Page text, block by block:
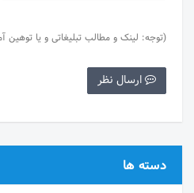
(توجه: لینک و مطالب تبلیغاتی و یا توهین
دسته ها